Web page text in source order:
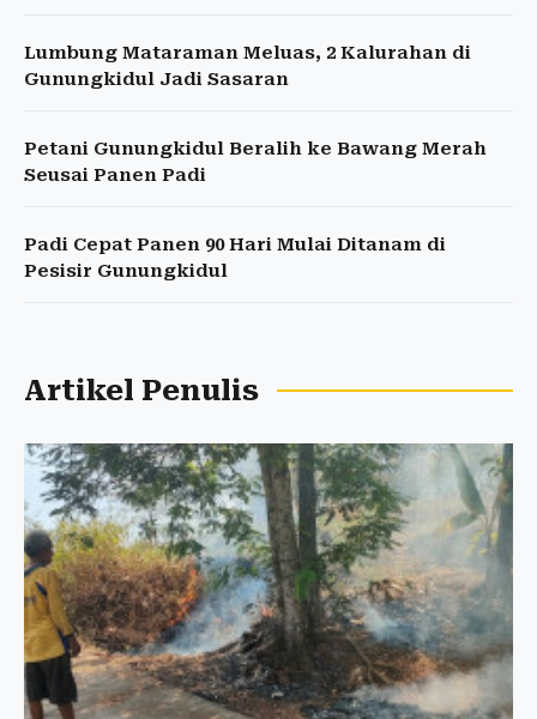
Lumbung Mataraman Meluas, 2 Kalurahan di
Gunungkidul Jadi Sasaran
Petani Gunungkidul Beralih ke Bawang Merah
Seusai Panen Padi
Padi Cepat Panen 90 Hari Mulai Ditanam di
Pesisir Gunungkidul
Artikel Penulis